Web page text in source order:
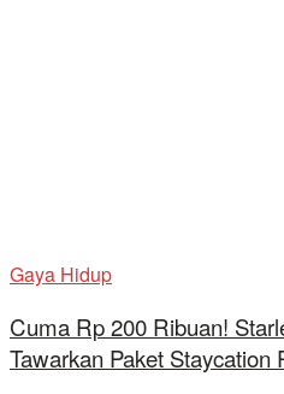
Gaya Hidup
Cuma Rp 200 Ribuan!
Tawarkan Paket Staycation